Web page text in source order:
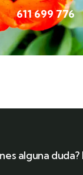
611 699 776
alguna